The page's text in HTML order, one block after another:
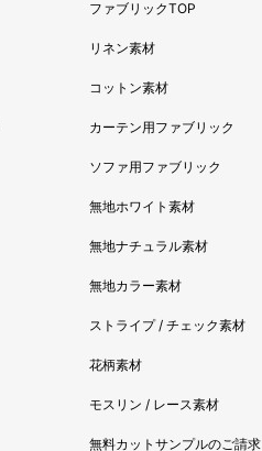
ファブリックTOP
リネン素材
コットン素材
カーテン用ファブリック
ソファ用ファブリック
無地ホワイト素材
無地ナチュラル素材
無地カラー素材
ストライプ / チェック素材
花柄素材
モスリン / レース素材
無料カットサンプルのご請求